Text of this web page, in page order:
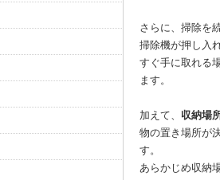
さらに、掃除を
掃除機が押し入
すぐ手に取れる
ます。
加えて、 収納場
物の置き場所が
す。
あらかじめ収納